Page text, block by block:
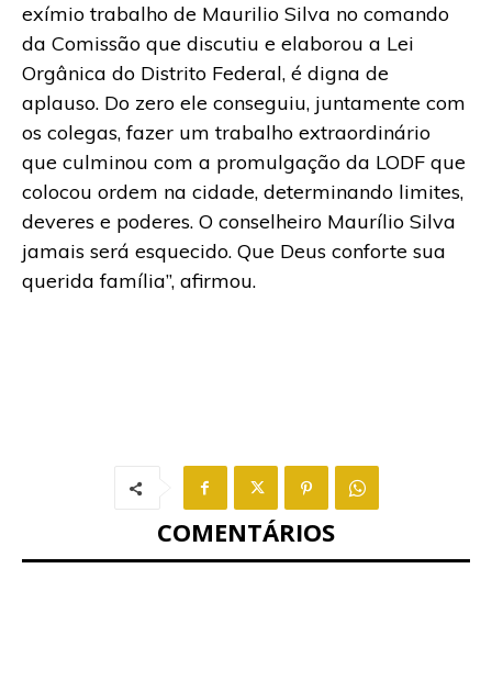
exímio trabalho de Maurilio Silva no comando
da Comissão que discutiu e elaborou a Lei
Orgânica do Distrito Federal, é digna de
aplauso. Do zero ele conseguiu, juntamente com
os colegas, fazer um trabalho extraordinário
que culminou com a promulgação da LODF que
colocou ordem na cidade, determinando limites,
deveres e poderes. O conselheiro Maurílio Silva
jamais será esquecido. Que Deus conforte sua
querida família”, afirmou.
COMENTÁRIOS